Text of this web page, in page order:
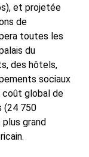
et projetée
de
toutes les
du
des hôtels,
sociaux
coût global de
(24 750
grand